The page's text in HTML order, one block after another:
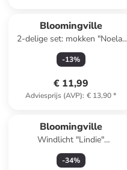
Bloomingville
2-delige set: mokken "Noela"
grijs/bruin - 350 ml
-13%
€ 11,99
Adviesprijs (AVP): € 13,90*
Bloomingville
Windlicht "Lindie"
wit/grijs/lichtbruin - (H)12 x Ø
12 cm
-34%